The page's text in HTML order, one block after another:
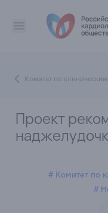
Проект
# Комитет по
#